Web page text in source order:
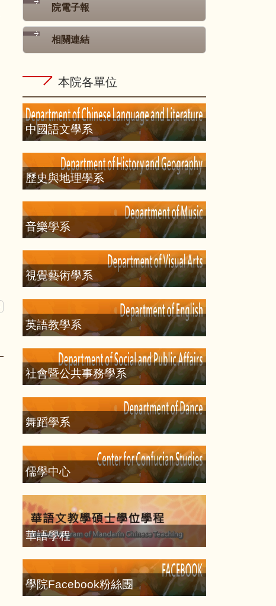
院電子報
相關連結
本院各單位
中國語文學系
歷史與地理學系
音樂學系
視覺藝術學系
英語教學系
社會暨公共事務學系
舞蹈學系
儒學中心
華語學程
學院Facebook粉絲團